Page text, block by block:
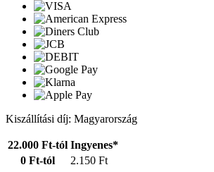
Kiszállítási díj: Magyarország
22.000 Ft-tól Ingyenes*
0 Ft-tól
2.150 Ft